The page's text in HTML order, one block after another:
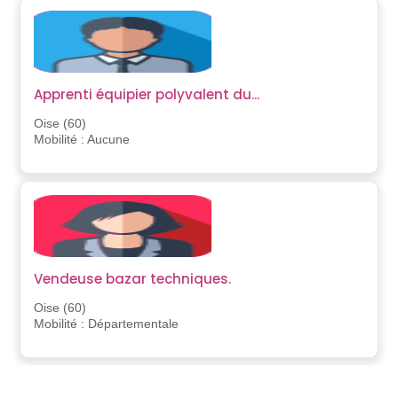
Apprenti équipier polyvalent du...
Oise (60)
Mobilité : Aucune
Vendeuse bazar techniques.
Oise (60)
Mobilité : Départementale